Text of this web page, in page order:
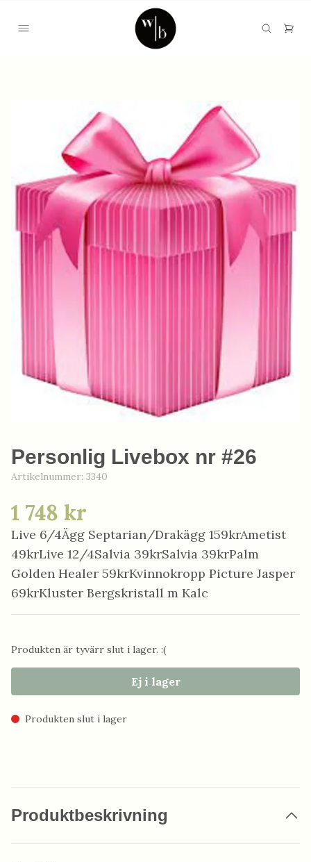
Personlig Livebox nr #26
Artikelnummer: 3340
1 748 kr
Live 6/4Ägg Septarian/Drakägg 159krAmetist
49krLive 12/4Salvia 39krSalvia 39krPalm
Golden Healer 59krKvinnokropp Picture Jasper
69krKluster Bergskristall m Kalc
Produkten är tyvärr slut i lager. :(
Ej i lager
Produkten slut i lager
Produktbeskrivning